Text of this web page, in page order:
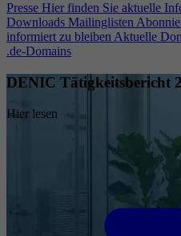
Presse Hier finden Sie aktuelle
Downloads Mailinglisten
informiert zu bleiben Aktuelle
.de-Domains
DENIC Tätigkeitsbericht
Hier lesen